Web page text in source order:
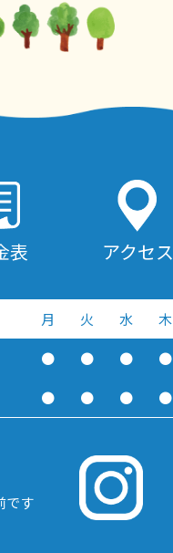
表 アクセス
月 火 水 木
● ● ● ●
● ● ● ●
です